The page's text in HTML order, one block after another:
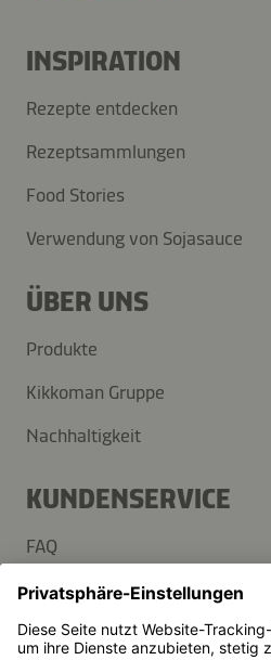
INSPIRATION
Rezepte entdecken
Rezeptsammlungen
Food Stories
Verwendung von Sojasauce
ÜBER UNS
Produkte
Kikkoman Gruppe
Nachhaltigkeit
KUNDENSERVICE
FAQ
Kontakt
Newsletter